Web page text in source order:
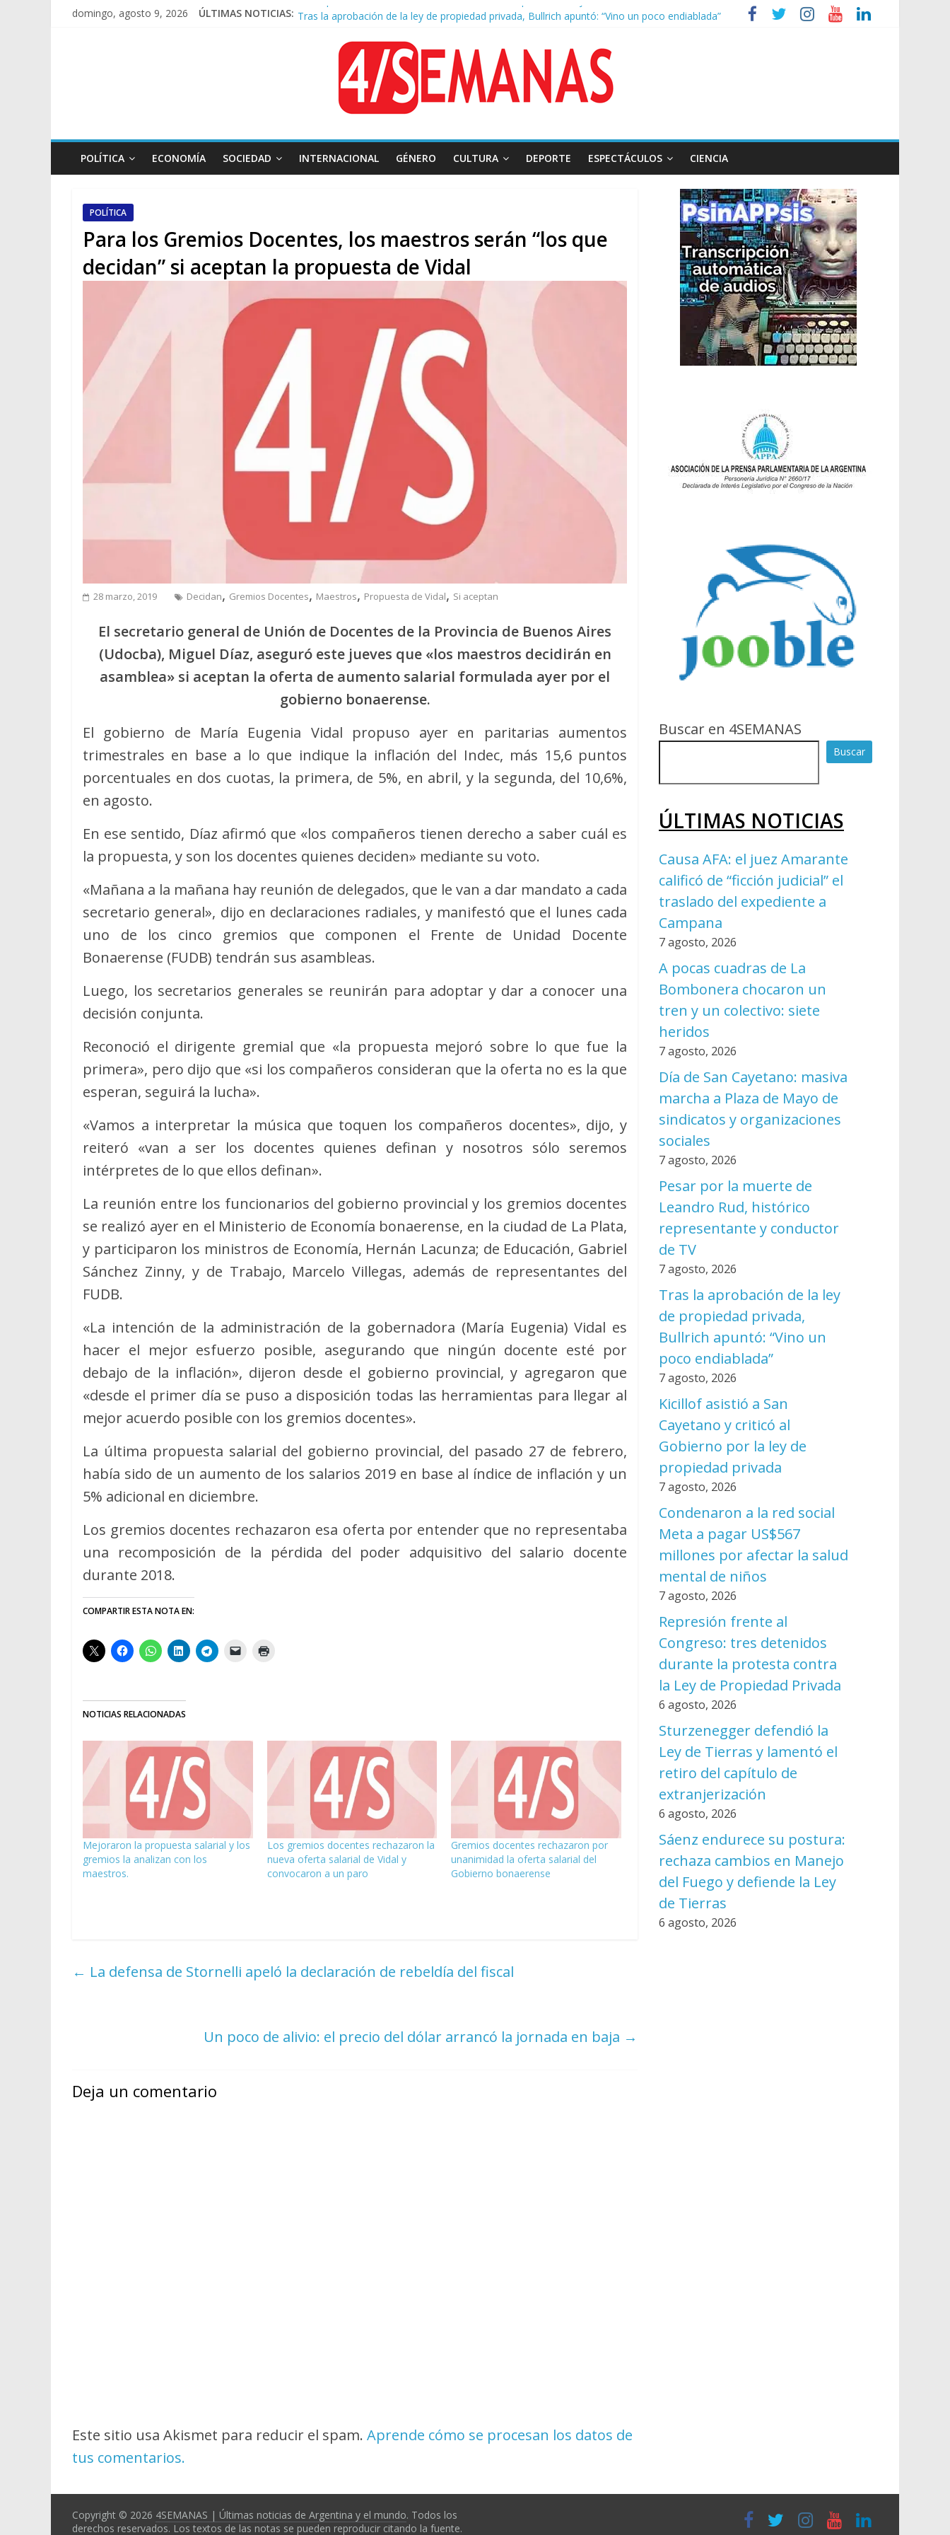
domingo, agosto 9, 2026 ÚLTIMAS NOTICIAS: Tras la aprobación de la ley de propiedad privada, Bullrich apuntó: “Vino un poco endiablada”
Causa AFA: el juez Amarante calificó de “ficción judicial” el traslado del expediente a Campana
A pocas cuadras de La Bombonera chocaron un tren y un colectivo: siete heridos
Día de San Cayetano: masiva marcha a Plaza de Mayo de sindicatos y organizaciones sociales
POLÍTICA ECONOMÍA SOCIEDAD INTERNACIONAL GÉNERO CULTURA DEPORTE ESPECTÁCULOS CIENCIA
POLÍTICA
Para los Gremios Docentes, los maestros serán “los que
decidan” si aceptan la propuesta de Vidal
28 marzo, 2019 Decidan, Gremios Docentes, Maestros, Propuesta de Vidal, Si aceptan
El secretario general de Unión de Docentes de la Provincia de Buenos Aires
(Udocba), Miguel Díaz, aseguró este jueves que «los maestros decidirán en
asamblea» si aceptan la oferta de aumento salarial formulada ayer por el
gobierno bonaerense.
El gobierno de María Eugenia Vidal propuso ayer en paritarias aumentos
trimestrales en base a lo que indique la inflación del Indec, más 15,6 puntos
porcentuales en dos cuotas, la primera, de 5%, en abril, y la segunda, del 10,6%,
en agosto.
En ese sentido, Díaz afirmó que «los compañeros tienen derecho a saber cuál es
la propuesta, y son los docentes quienes deciden» mediante su voto.
«Mañana a la mañana hay reunión de delegados, que le van a dar mandato a cada
secretario general», dijo en declaraciones radiales, y manifestó que el lunes cada
uno de los cinco gremios que componen el Frente de Unidad Docente
Bonaerense (FUDB) tendrán sus asambleas.
Luego, los secretarios generales se reunirán para adoptar y dar a conocer una
decisión conjunta.
Reconoció el dirigente gremial que «la propuesta mejoró sobre lo que fue la
primera», pero dijo que «si los compañeros consideran que la oferta no es la que
esperan, seguirá la lucha».
«Vamos a interpretar la música que toquen los compañeros docentes», dijo, y
reiteró «van a ser los docentes quienes definan y nosotros sólo seremos
intérpretes de lo que ellos definan».
La reunión entre los funcionarios del gobierno provincial y los gremios docentes
se realizó ayer en el Ministerio de Economía bonaerense, en la ciudad de La Plata,
y participaron los ministros de Economía, Hernán Lacunza; de Educación, Gabriel
Sánchez Zinny, y de Trabajo, Marcelo Villegas, además de representantes del
FUDB.
«La intención de la administración de la gobernadora (María Eugenia) Vidal es
hacer el mejor esfuerzo posible, asegurando que ningún docente esté por
debajo de la inflación», dijeron desde el gobierno provincial, y agregaron que
«desde el primer día se puso a disposición todas las herramientas para llegar al
mejor acuerdo posible con los gremios docentes».
La última propuesta salarial del gobierno provincial, del pasado 27 de febrero,
había sido de un aumento de los salarios 2019 en base al índice de inflación y un
5% adicional en diciembre.
Los gremios docentes rechazaron esa oferta por entender que no representaba
una recomposición de la pérdida del poder adquisitivo del salario docente
durante 2018.
COMPARTIR ESTA NOTA EN:
NOTICIAS RELACIONADAS
Mejoraron la propuesta salarial y los
gremios la analizan con los
maestros.
Los gremios docentes rechazaron la
nueva oferta salarial de Vidal y
convocaron a un paro
Gremios docentes rechazaron por
unanimidad la oferta salarial del
Gobierno bonaerense
← La defensa de Stornelli apeló la declaración de rebeldía del fiscal
Un poco de alivio: el precio del dólar arrancó la jornada en baja →
Deja un comentario
Este sitio usa Akismet para reducir el spam. Aprende cómo se procesan los datos de
tus comentarios.
Buscar en 4SEMANAS
Buscar
ÚLTIMAS NOTICIAS
Causa AFA: el juez Amarante
calificó de “ficción judicial” el
traslado del expediente a
Campana
7 agosto, 2026
A pocas cuadras de La
Bombonera chocaron un
tren y un colectivo: siete
heridos
7 agosto, 2026
Día de San Cayetano: masiva
marcha a Plaza de Mayo de
sindicatos y organizaciones
sociales
7 agosto, 2026
Pesar por la muerte de
Leandro Rud, histórico
representante y conductor
de TV
7 agosto, 2026
Tras la aprobación de la ley
de propiedad privada,
Bullrich apuntó: “Vino un
poco endiablada”
7 agosto, 2026
Kicillof asistió a San
Cayetano y criticó al
Gobierno por la ley de
propiedad privada
7 agosto, 2026
Condenaron a la red social
Meta a pagar US$567
millones por afectar la salud
mental de niños
7 agosto, 2026
Represión frente al
Congreso: tres detenidos
durante la protesta contra
la Ley de Propiedad Privada
6 agosto, 2026
Sturzenegger defendió la
Ley de Tierras y lamentó el
retiro del capítulo de
extranjerización
6 agosto, 2026
Sáenz endurece su postura:
rechaza cambios en Manejo
del Fuego y defiende la Ley
de Tierras
6 agosto, 2026
Copyright © 2026 4SEMANAS | Últimas noticias de Argentina y el mundo. Todos los
derechos reservados. Los textos de las notas se pueden reproducir citando la fuente.